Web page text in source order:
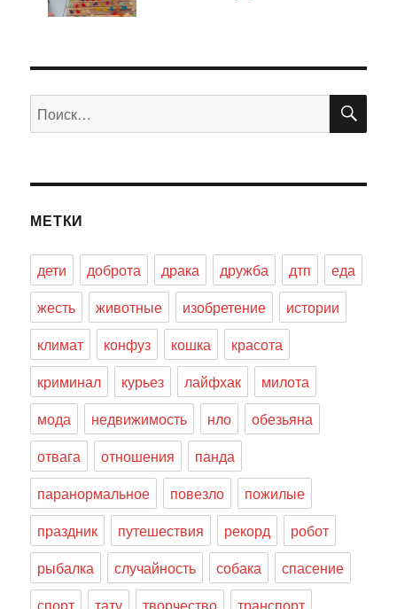
Искать:
МЕТКИ
дети доброта драка дружба дтп
еда
жесть
животные изобретение
истории
климат
конфуз кошка
красота
криминал
курьез лайфхак
милота
мода
недвижимость нло
обезьяна
отвага
отношения
панда
паранормальное
повезло
пожилые
праздник
путешествия рекорд
робот
рыбалка
случайность собака
спасение
спорт
тату творчество
транспорт